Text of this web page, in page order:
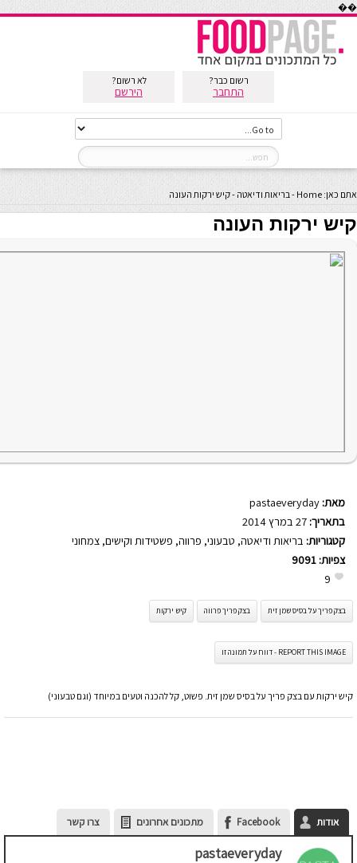
��
רשום כבר?
התחבר
לא רשום?
הירשם
אתם כאן: Home
-בריאות ודיאטה -קיש ירקות העונה
קיש ירקות העונה
מאת: pastaeveryday
בתאריך:
קטגוריות: בריאות ודיאטה, טבעוני, פרווה, פשטידות וקישים, צמחוני
צפיות: 9091
9
בצק פריך על בסיס שמן זית בצק פריך פרווה קיש ירקות
REPORT THIS IMAGE - דווח על תמונה זו
קיש ירקות עם בצק פריך על בסיס שמן זית. פשוט, קל להכנה וטעים במיוחד (וגם טבעוני)
אודות Facebook מתכונים אחרונים צרו קשר
pastaeveryday